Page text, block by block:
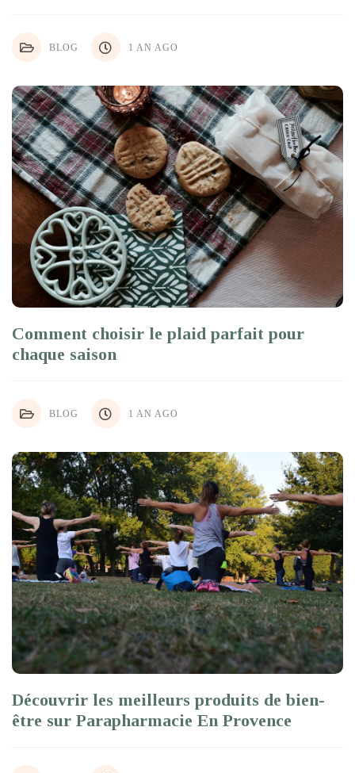
BLOG 1 AN AGO
Comment choisir le plaid parfait pour
chaque saison
BLOG 1 AN AGO
Découvrir les meilleurs produits de bien-
être sur Parapharmacie En Provence